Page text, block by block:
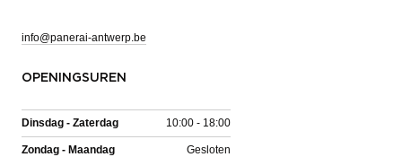
info@panerai-antwerp.be
OPENINGSUREN
Dinsdag - Zaterdag 10:00 - 18:00
Zondag - Maandag Gesloten